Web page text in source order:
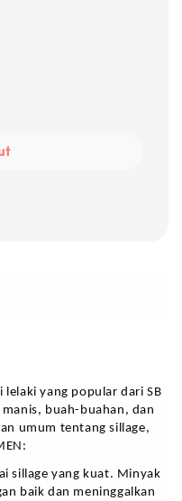
lelaki yang popular dari SB
buah-buahan, dan
umum tentang sillage,
sillage yang kuat. Minyak
baik dan meninggalkan